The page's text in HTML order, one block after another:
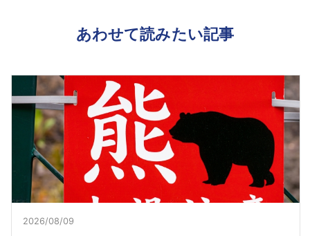
あわせて読みたい記事
2026/08/09